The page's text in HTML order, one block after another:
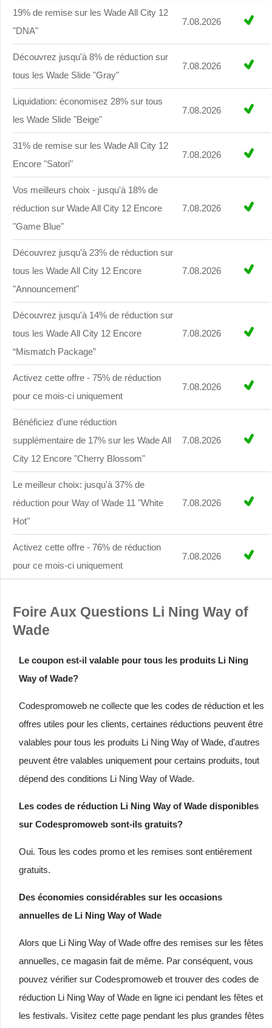
19% de remise sur les Wade All City 12
"DNA"
7.08.2026
Découvrez jusqu'à 8% de réduction sur
tous les Wade Slide "Gray"
7.08.2026
Liquidation: économisez 28% sur tous
les Wade Slide "Beige"
7.08.2026
31% de remise sur les Wade All City 12
Encore "Satori"
7.08.2026
Vos meilleurs choix - jusqu'à 18% de
réduction sur Wade All City 12 Encore
"Game Blue"
7.08.2026
Découvrez jusqu'à 23% de réduction sur
tous les Wade All City 12 Encore
"Announcement"
7.08.2026
Découvrez jusqu'à 14% de réduction sur
tous les Wade All City 12 Encore
“Mismatch Package”
7.08.2026
Activez cette offre - 75% de réduction
pour ce mois-ci uniquement
7.08.2026
Bénéficiez d'une réduction
supplémentaire de 17% sur les Wade All
City 12 Encore "Cherry Blossom"
7.08.2026
Le meilleur choix: jusqu'à 37% de
réduction pour Way of Wade 11 "White
Hot"
7.08.2026
Activez cette offre - 76% de réduction
pour ce mois-ci uniquement
7.08.2026
Foire Aux Questions Li Ning Way of
Wade
Le coupon est-il valable pour tous les produits Li Ning
Way of Wade?
Codespromoweb ne collecte que les codes de réduction et les
offres utiles pour les clients, certaines réductions peuvent être
valables pour tous les produits Li Ning Way of Wade, d'autres
peuvent être valables uniquement pour certains produits, tout
dépend des conditions Li Ning Way of Wade.
Les codes de réduction Li Ning Way of Wade disponibles
sur Codespromoweb sont-ils gratuits?
Oui. Tous les codes promo et les remises sont entièrement
gratuits.
Des économies considérables sur les occasions
annuelles de Li Ning Way of Wade
Alors que Li Ning Way of Wade offre des remises sur les fêtes
annuelles, ce magasin fait de même. Par conséquent, vous
pouvez vérifier sur Codespromoweb et trouver des codes de
réduction Li Ning Way of Wade en ligne ici pendant les fêtes et
les festivals. Visitez cette page pendant les plus grandes fêtes